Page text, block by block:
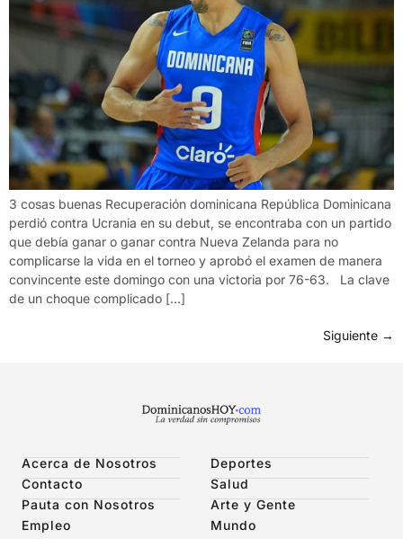
3 cosas buenas Recuperación dominicana República Dominicana
perdió contra Ucrania en su debut, se encontraba con un partido
que debía ganar o ganar contra Nueva Zelanda para no
complicarse la vida en el torneo y aprobó el examen de manera
convincente este domingo con una victoria por 76-63. La clave
de un choque complicado […]
Siguiente →
Acerca de Nosotros
Contacto
Pauta con Nosotros
Empleo
Deportes
Salud
Arte y Gente
Mundo